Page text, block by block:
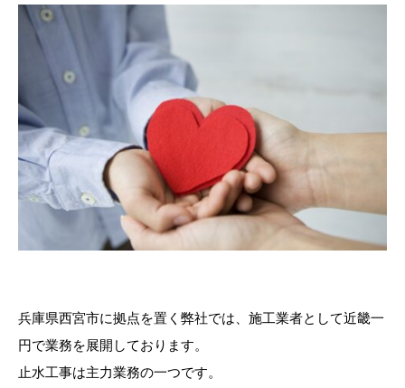
兵庫県西宮市に拠点を置く弊社では、施工業者として近畿一
円で業務を展開しております。
止水工事は主力業務の一つです。